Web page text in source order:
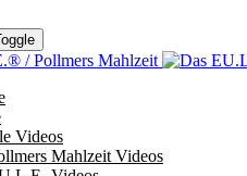
Videos
Mahlzeit Videos